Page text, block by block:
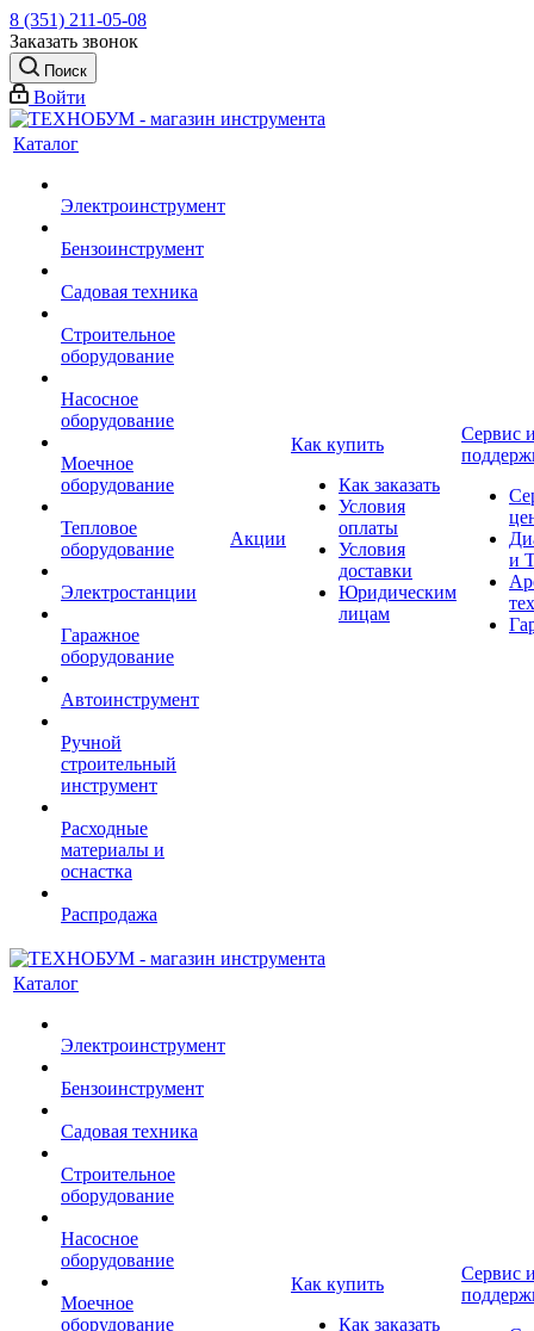
8 (351) 211-05-08
Заказать звонок
Поиск
Войти
Каталог
Электроинструмент
Бензоинструмент
Садовая техника
Строительное
оборудование
Насосное
оборудование
Моечное
оборудование
Тепловое
оборудование
Электростанции
Гаражное
оборудование
Автоинструмент
Ручной
строительный
инструмент
Расходные
материалы и
оснастка
Распродажа
Акции
Как купить
Как заказать
Условия
оплаты
Условия
доставки
Юридическим
лицам
Сервис
и
Каталог
Электроинструмент
Бензоинструмент
Садовая техника
Строительное
оборудование
Насосное
оборудование
Моечное
оборудование
Как купить
Как заказать
Сервис